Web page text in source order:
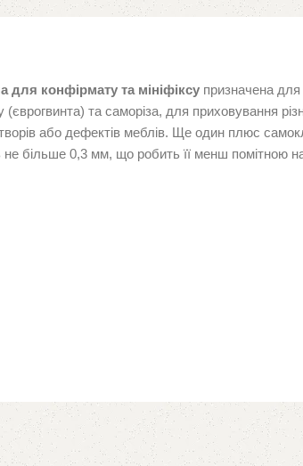
конфірмату та мініфіксу призначена
та саморіза, для приховування
або дефектів меблів. Ще один плюс
не більше 0,3 мм, що робить її менш помітною